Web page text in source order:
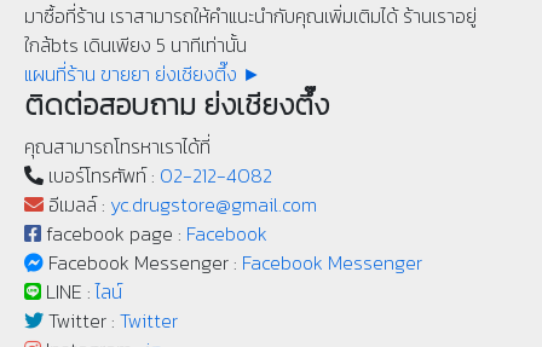
มาซื้อที่ร้าน เราสามารถให้คำแนะนำกับคุณเพิ่มเติมได้ ร้านเราอยู่
ใกล้bts เดินเพียง 5 นาทีเท่านั้น
แผนที่ร้าน ขายยา ย่งเชียงตึ๊ง ►
ติดต่อสอบถาม ย่งเชียงตึ๊ง
คุณสามารถโทรหาเราได้ที่
เบอร์โทรศัพท์ : 02-212-4082
อีเมลล์ : yc.drugstore@gmail.com
facebook page : Facebook
Facebook Messenger : Facebook Messenger
LINE :ไลน์
Twitter : Twitter